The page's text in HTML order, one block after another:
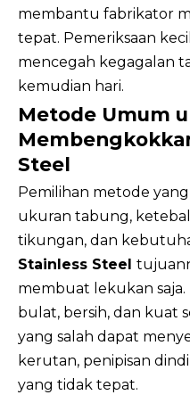
membantu fabrikator
tepat. Pemeriksaan
mencegah kegagalan
kemudian hari.
Metode Umum
Steel
Pemilihan metode
ukuran tabung,
tikungan, dan
Stainless Steel
membuat lekukan
bulat, bersih, dan kuat
yang salah dapat
kerutan, penipisan
yang tidak tepat.